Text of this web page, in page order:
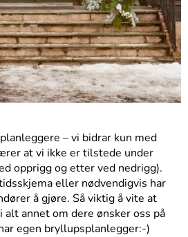
– vi bidrar kun med
at vi ikke er tilstede under
opprigg og etter ved nedrigg).
eller nødvendigvis har
å gjøre. Så viktig å vite at
alt annet om dere ønsker oss på
egen bryllupsplanlegger:-)